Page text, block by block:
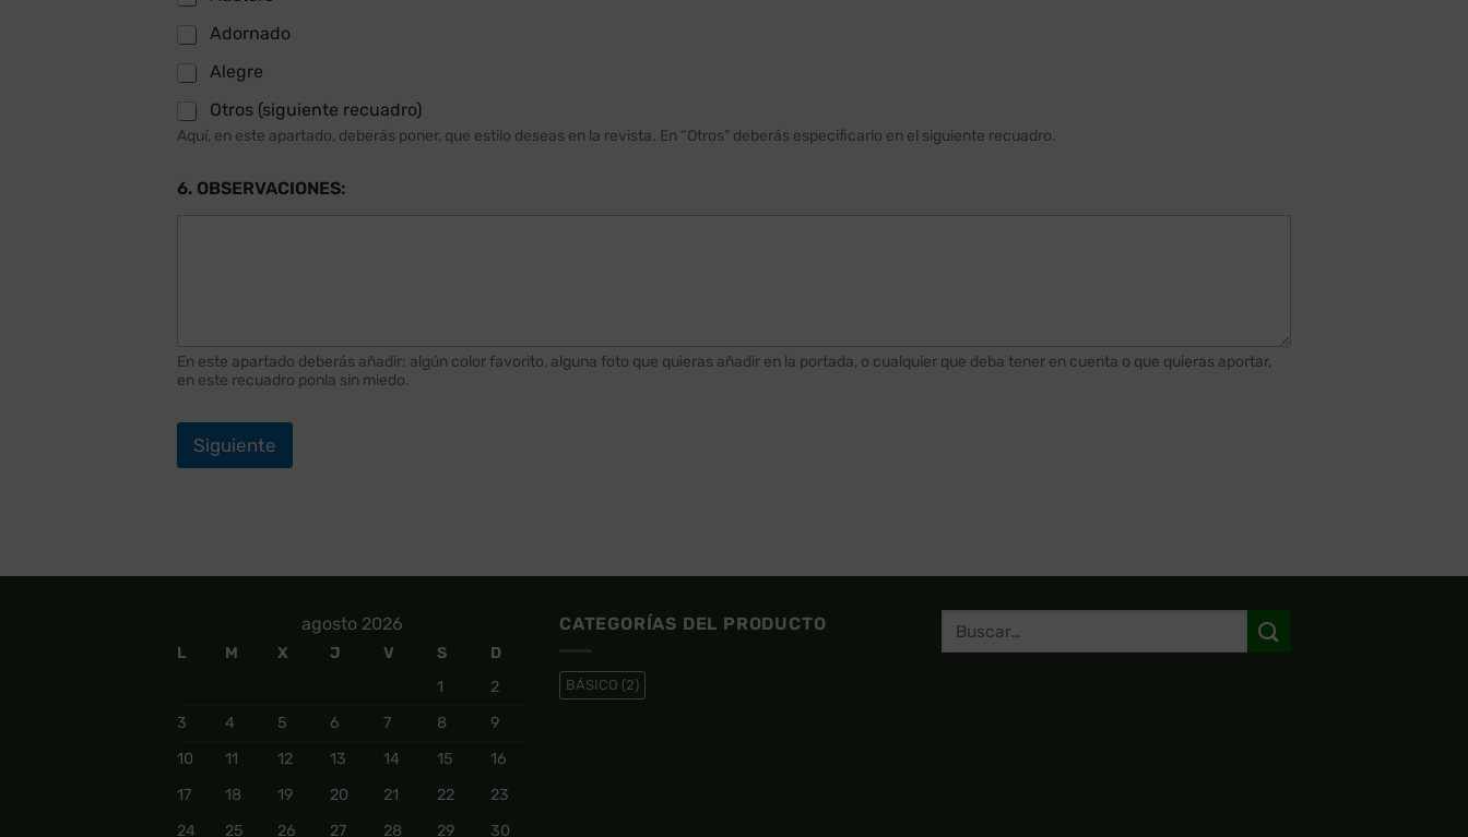
Adornado
Alegre
Otros (siguiente recuadro)
Aquí, en este apartado, deberás poner, que estilo deseas en la revista. En “Otros” deberás especificarlo en el siguiente recuadro.
6. OBSERVACIONES:
En este apartado deberás añadir: algún color favorito, alguna foto que quieras añadir en la portada, o cualquier que deba tener en cuenta o que quieras aportar,
en este recuadro ponla sin miedo.
Siguiente
agosto 2026
L M X J V S
D
1
2
3
4 5 6 7 8
9
10
11 12 13 14 15
16
17
18 19 20 21 22
23
24
25 26 27 28 29 30
CATEGORÍAS DEL PRODUCTO
BÁSICO (2)